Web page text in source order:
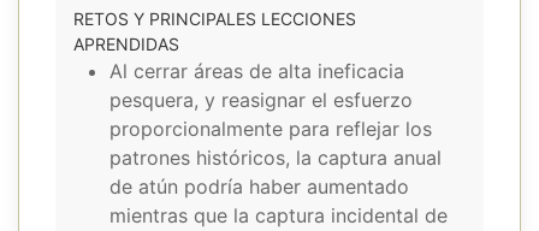
RETOS Y PRINCIPALES LECCIONES
APRENDIDAS
Al cerrar áreas de alta ineficacia
pesquera, y reasignar el esfuerzo
proporcionalmente para reflejar los
patrones históricos, la captura anual
de atún podría haber aumentado
mientras que la captura incidental de